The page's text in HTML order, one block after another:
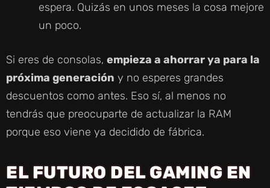
espera. Quizás en unos meses la cosa mejore
un poco.
Si eres de consolas, empieza a ahorrar ya para la
próxima generación y no esperes grandes
descuentos como antes. Eso sí, al menos no
tendrás que preocuparte de actualizar la RAM
porque eso viene ya decidido de fábrica.
EL FUTURO DEL GAMING EN